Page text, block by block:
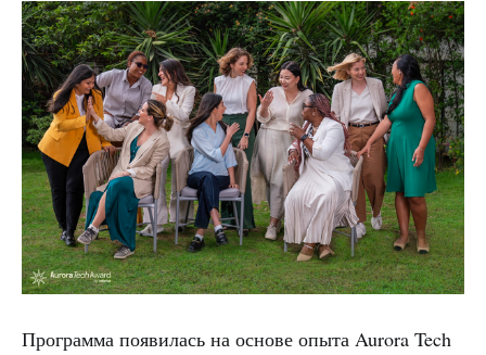
Программа появилась на основе опыта Aurora Tech